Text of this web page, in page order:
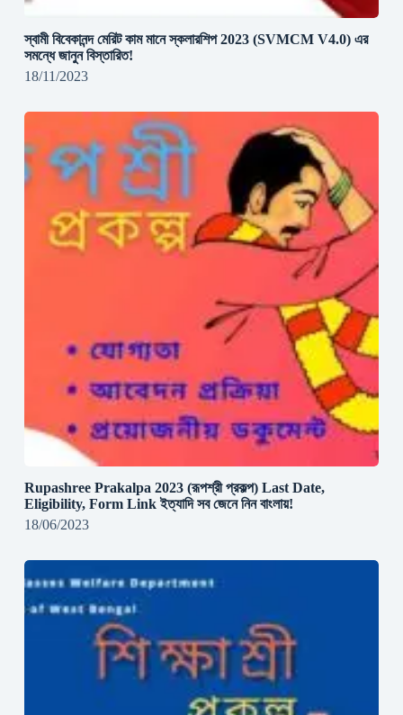
স্বামী বিবেকানন্দ মেরিট কাম মানে স্কলারশিপ 2023 (SVMCM V4.0) এর
সমন্ধে জানুন বিস্তারিত!
18/11/2023
Rupashree Prakalpa 2023 (রূপশ্রী প্রকল্প) Last Date,
Eligibility, Form Link ইত্যাদি সব জেনে নিন বাংলায়!
18/06/2023